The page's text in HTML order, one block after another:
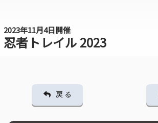
2023年11月4日開催
忍者トレイル 2023
戻 る